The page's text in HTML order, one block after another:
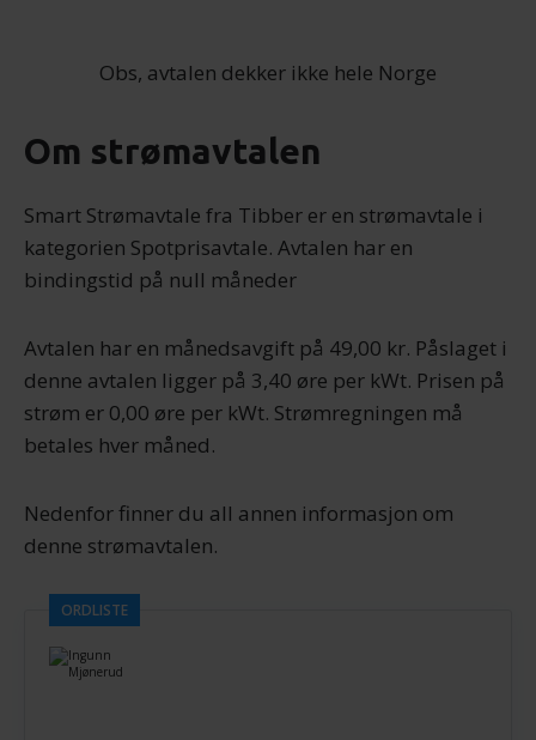
Obs, avtalen dekker ikke hele Norge
Om strømavtalen
Smart Strømavtale fra Tibber er en strømavtale i
kategorien Spotprisavtale. Avtalen har en
bindingstid på null måneder
Avtalen har en månedsavgift på 49,00 kr. Påslaget i
denne avtalen ligger på 3,40 øre per kWt. Prisen på
strøm er 0,00 øre per kWt. Strømregningen må
betales hver måned.
Nedenfor finner du all annen informasjon om
denne strømavtalen.
ORDLISTE